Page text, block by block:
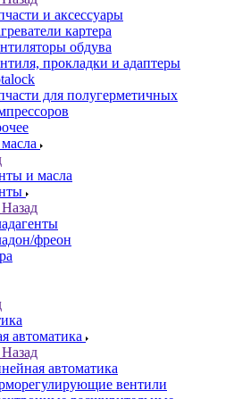
и аксессуары
картера
обдува
прокладки и адаптеры
для полугерметичных
и масла
Назад
фреон
автоматика
Назад
автоматика
вентили